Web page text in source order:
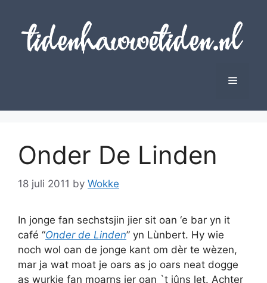
content
Menu
Onder De Linden
18 juli 2011 by Wokke
In jonge fan sechstsjin jier sit oan ‘e bar yn it
café “Onder de Linden” yn Lùnbert. Hy wie
noch wol oan de jonge kant om dèr te wèzen,
mar ja wat moat je oars as jo oars neat dogge
as wurkje fan moarns ier oan `t jûns let. Achter